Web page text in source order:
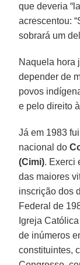
que deveria
acrescentou:
sobrará um
Naquela hora
depender de
povos
e pelo direito
Já em 1983
nacional do
(Cimi). Exerci
das maiores
inscrição dos
Federal de
Igreja
de inúmeros
constituintes,